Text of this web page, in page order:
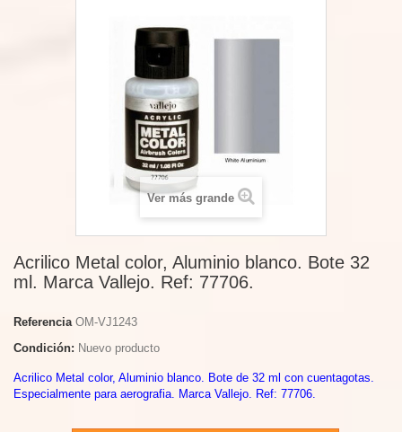
Ver más grande
Acrilico Metal color, Aluminio blanco. Bote 32
ml. Marca Vallejo. Ref: 77706.
Referencia OM-VJ1243
Condición: Nuevo producto
Acrilico Metal color, Aluminio blanco. Bote de 32 ml con cuentagotas.
Especialmente para aerografia. Marca Vallejo. Ref: 77706.